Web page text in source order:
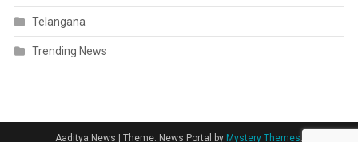
Telangana
Trending News
Aaditya News Theme: News Portal by Mystery Themes.